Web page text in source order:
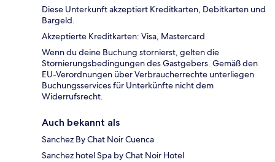
Diese Unterkunft akzeptiert Kreditkarten, Debitkarten und
Bargeld.
Akzeptierte Kreditkarten: Visa, Mastercard
Wenn du deine Buchung stornierst, gelten die
Stornierungsbedingungen des Gastgebers. Gemäß den
EU-Verordnungen über Verbraucherrechte unterliegen
Buchungsservices für Unterkünfte nicht dem
Widerrufsrecht.
Auch bekannt als
Sanchez By Chat Noir Cuenca
Sanchez hotel Spa by Chat Noir Hotel